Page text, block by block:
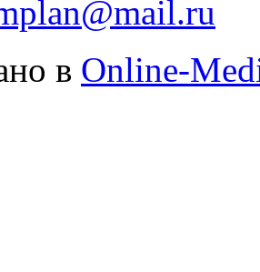
в Online-